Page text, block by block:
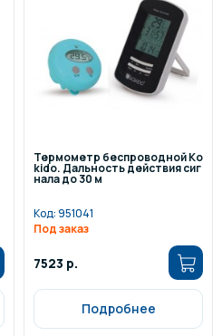
Термометр беспроводной Ko
kido. Дальность действия сиг
нала до 30 м
Код:951041
Под заказ
7523 р.
Подробнее